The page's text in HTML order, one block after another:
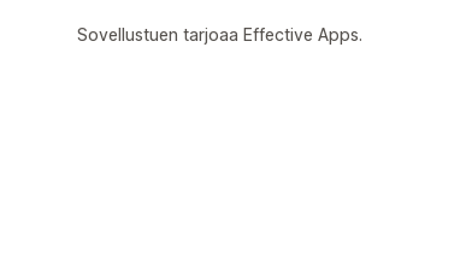
Sovellustuen tarjoaa Effective Apps.